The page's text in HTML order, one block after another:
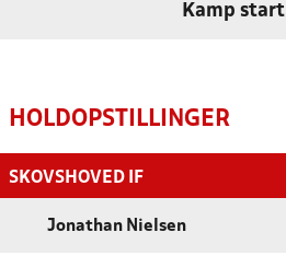
Kamp start
HOLDOPSTILLINGER
SKOVSHOVED IF
Jonathan Nielsen